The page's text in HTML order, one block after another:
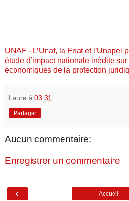
UNAF - L’Unaf, la Fnat et l’Unapei
étude d’impact nationale inédite
économiques de la protection
Laure à 03:31
Partager
Aucun commentaire:
Enregistrer un commentaire
‹ Accueil